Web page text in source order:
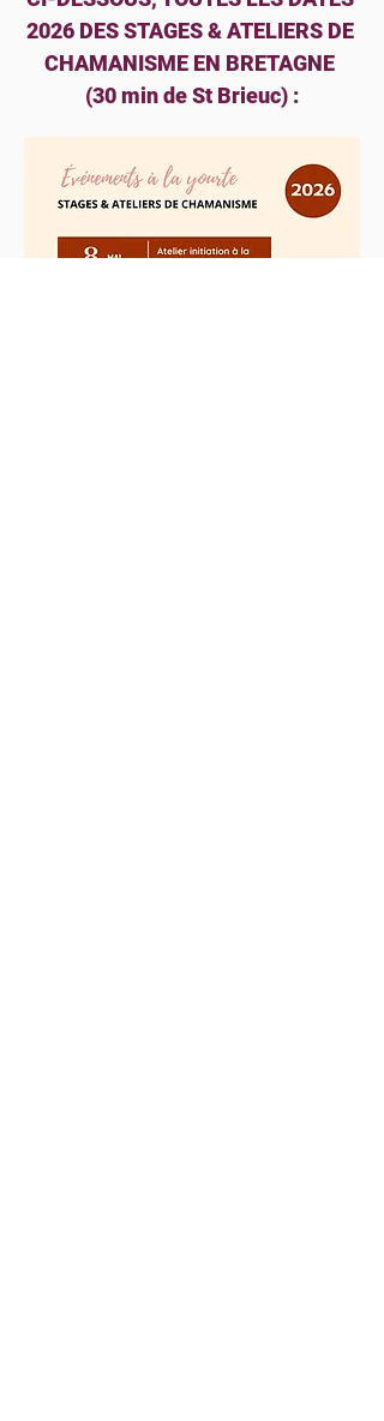
2026 DES STAGES & ATELIERS DE
CHAMANISME EN BRETAGNE
(30 min de St Brieuc) :